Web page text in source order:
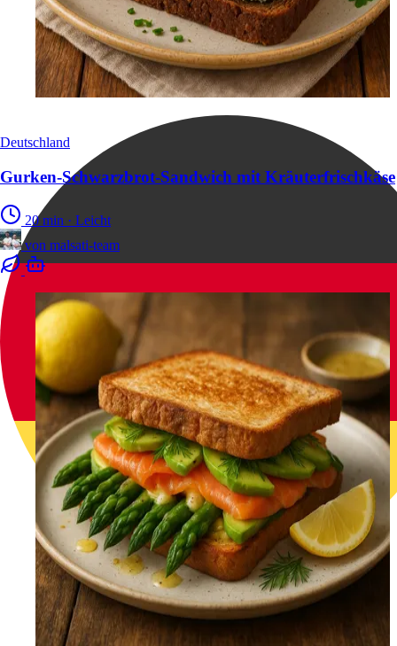
Deutschland
Gurken-Schwarzbrot-Sandwich mit Kräuterfrischkäse
20 min · Leicht
von malsati-team